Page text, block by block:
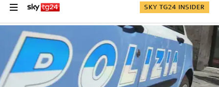
SKY TG24 INSIDER